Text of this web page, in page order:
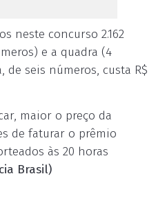
neste concurso 2.162
e a quadra (4
de seis números, custa R$
maior o preço da
de faturar o prêmio
às 20 horas
Brasil)